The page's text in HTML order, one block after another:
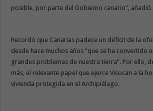
posible, por parte del Gobierno canario”, añadió.
Recordó que Canarias padece un déficit de la
desde hace muchos años “que se ha convertido
grandes problemas de nuestra tierra”. Por ello,
más, el relevante papel que ejerce Visocan a la
vivienda protegida en el Archipiélago.